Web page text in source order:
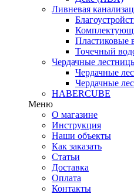
Ливневая
Пластиковые
Точечный
Чердачные
Чердачные
Чердачные
HABERCUBE
Меню
О магазине
Инструкция
Наши объекты
Как заказать
Статьи
Доставка
Оплата
Контакты